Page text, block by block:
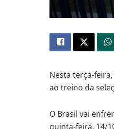
Nesta terça-
ao treino da
O Brasil vai
quinta-feira, 14/